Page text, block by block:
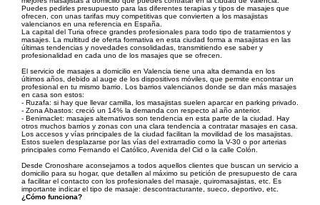
Puedes pedirles presupuesto para las diferentes terapias y tipos de masajes que
ofrecen, con unas tarifas muy competitivas que convierten a los masajistas
valencianos en una referencia en España.
La capital del Turia ofrece grandes profesionales para todo tipo de tratamientos y
masajes. La multitud de oferta formativa en esta ciudad forma a masajistas en las
últimas tendencias y novedades consolidadas, transmitiendo ese saber y
profesionalidad en cada uno de los masajes que se ofrecen.
El servicio de masajes a domicilio en Valencia tiene una alta demanda en los
últimos años, debido al auge de los dispositivos móviles, que permite encontrar un
profesional en tu mismo barrio. Los barrios valencianos donde se dan más masajes
en casa son estos:
- Ruzafa: si hay que llevar camilla, los masajistas suelen aparcar en parking privado.
- Zona Abastos: creció un 14% la demanda con respecto al año anterior.
- Benimaclet: masajes alternativos son tendencia en esta parte de la ciudad. Hay
otros muchos barrios y zonas con una clara tendencia a contratar masajes en casa.
Los accesos y vías principales de la ciudad facilitan la movilidad de los masajistas.
Estos suelen desplazarse por las vías del extrarradio como la V-30 o por arterias
principales como Fernando el Católico, Avenida del Cid o la calle Colón.
Desde Cronoshare aconsejamos a todos aquellos clientes que buscan un servicio a
domicilio para su hogar, que detallen al máximo su petición de presupuesto de cara
a facilitar el contacto con los profesionales del masaje, quiromasajistas, etc. Es
importante indicar el tipo de masaje: descontracturante, sueco, deportivo, etc.
¿Cómo funciona?